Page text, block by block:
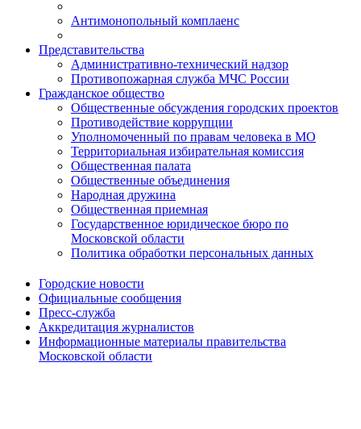
Антимонопольный комплаенс
Представительства
Административно-технический надзор
Противопожарная служба МЧС России
Гражданское общество
Общественные обсуждения городских проектов
Противодействие коррупции
Уполномоченный по правам человека в МО
Территориальная избирательная комиссия
Общественная палата
Общественные объединения
Народная дружина
Общественная приемная
Государственное юридическое бюро по
Московской области
Политика обработки персональных данных
Городские новости
Официальные сообщения
Пресс-служба
Аккредитация журналистов
Информационные материалы правительства
Московской области